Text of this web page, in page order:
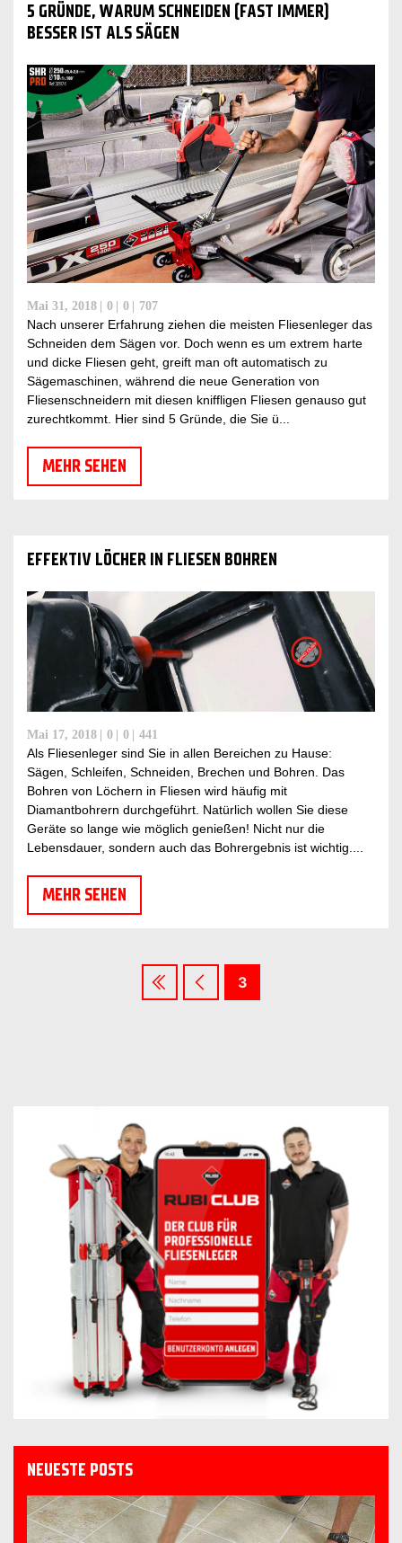
5 GRÜNDE, WARUM SCHNEIDEN (FAST IMMER)
BESSER IST ALS SÄGEN
Mai 31, 2018 0 0 707
Nach unserer Erfahrung ziehen die meisten Fliesenleger das
Schneiden dem Sägen vor. Doch wenn es um extrem harte
und dicke Fliesen geht, greift man oft automatisch zu
Sägemaschinen, während die neue Generation von
Fliesenschneidern mit diesen kniffligen Fliesen genauso gut
zurechtkommt. Hier sind 5 Gründe, die Sie ü...
MEHR SEHEN
EFFEKTIV LÖCHER IN FLIESEN BOHREN
Mai 17, 2018 0 0 441
Als Fliesenleger sind Sie in allen Bereichen zu Hause:
Sägen, Schleifen, Schneiden, Brechen und Bohren. Das
Bohren von Löchern in Fliesen wird häufig mit
Diamantbohrern durchgeführt. Natürlich wollen Sie diese
Geräte so lange wie möglich genießen! Nicht nur die
Lebensdauer, sondern auch das Bohrergebnis ist wichtig....
MEHR SEHEN
3
NEUESTE POSTS